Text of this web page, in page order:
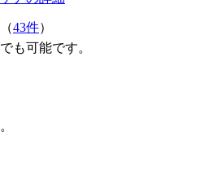
43件）
も可能です。